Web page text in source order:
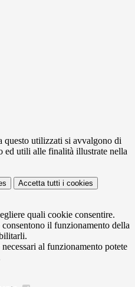
questo utilizzati si avvalgono di
ed utili alle finalità illustrate nella
Accetta tutti i cookies
quali cookie consentire.
il funzionamento della
al funzionamento potete